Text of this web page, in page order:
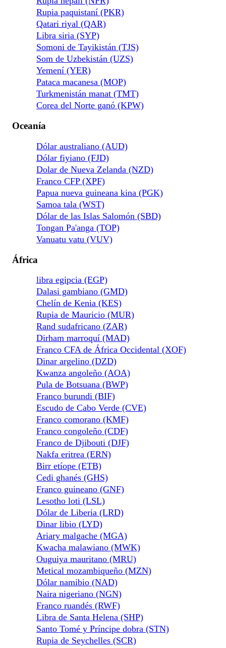
Rupia paquistaní (PKR)
Qatari riyal (QAR)
Libra siria (SYP)
Somoni de Tayikistán (TJS)
Som de Uzbekistán (UZS)
Yemení (YER)
Pataca macanesa (MOP)
Turkmenistán manat (TMT)
Corea del Norte ganó (KPW)
Oceanía
Dólar australiano (AUD)
Dólar fiyiano (FJD)
Dolar de Nueva Zelanda (NZD)
Franco CFP (XPF)
Papua nueva guineana kina (PGK)
Samoa tala (WST)
Dólar de las Islas Salomón (SBD)
Tongan Pa'anga (TOP)
Vanuatu vatu (VUV)
África
libra egipcia (EGP)
Dalasi gambiano (GMD)
Chelín de Kenia (KES)
Rupia de Mauricio (MUR)
Rand sudafricano (ZAR)
Dirham marroquí (MAD)
Franco CFA de África Occidental (XOF)
Dinar argelino (DZD)
Kwanza angoleño (AOA)
Pula de Botsuana (BWP)
Franco burundi (BIF)
Escudo de Cabo Verde (CVE)
Franco comorano (KMF)
Franco congoleño (CDF)
Franco de Djibouti (DJF)
Nakfa eritrea (ERN)
Birr etíope (ETB)
Cedi ghanés (GHS)
Franco guineano (GNF)
Lesotho loti (LSL)
Dólar de Liberia (LRD)
Dinar libio (LYD)
Ariary malgache (MGA)
Kwacha malawiano (MWK)
Ouguiya mauritano (MRU)
Metical mozambiqueño (MZN)
Dólar namibio (NAD)
Naira nigeriano (NGN)
Franco ruandés (RWF)
Libra de Santa Helena (SHP)
Santo Tomé y Príncipe dobra (STN)
Rupia de Seychelles (SCR)